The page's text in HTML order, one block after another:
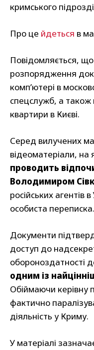
кримського
Про це йдеться в
Повідомляється,
розпорядження
комп’ютері в
спецслужб, а також
квартири в Києві.
Серед вилучених
відеоматеріали, на
проводить
Володимиром
російських агентів
особиста переписка.
Документи
доступ до
обороноздатності
одним із
Обіймаючи керівну
фактично
діяльність у Криму.
У матеріалі